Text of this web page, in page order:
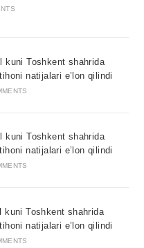
kuni Toshkent shahrida
natijalari e’lon qilindi
kuni Toshkent shahrida
natijalari e’lon qilindi
kuni Toshkent shahrida
natijalari e’lon qilindi